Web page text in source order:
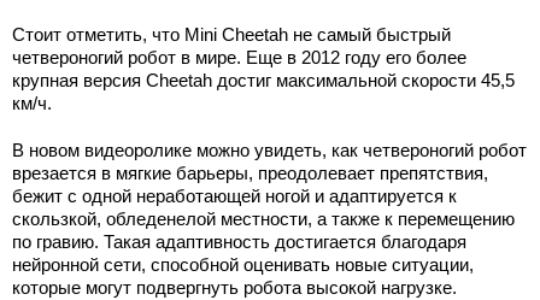
Стоит отметить, что Mini Cheetah не самый быстрый
четвероногий робот в мире. Еще в 2012 году его более
крупная версия Cheetah достиг максимальной скорости 45,5
км/ч.
В новом видеоролике можно увидеть, как четвероногий робот
врезается в мягкие барьеры, преодолевает препятствия,
бежит с одной неработающей ногой и адаптируется к
скользкой, обледенелой местности, а также к перемещению
по гравию. Такая адаптивность достигается благодаря
нейронной сети, способной оценивать новые ситуации,
которые могут подвергнуть робота высокой нагрузке.